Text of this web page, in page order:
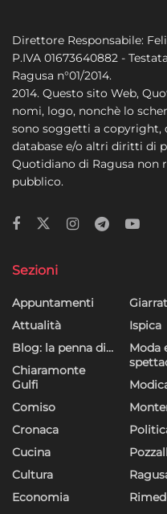
Direttore Responsabile:
P.IVA 01673640882 -
Ragusa n°01/2014.
2014. Questo sito Web,
nomi, logo, nonchè lo
sono soggetti a
database e/o altri diritti di
Quotidiano di Ragusa non
pubblico.
Sezioni
Appuntamenti
Attualità
Blog: la penna di…
Chiaramonte
Gulfi
Comiso
Cronaca
Cucina
Cultura
Economia
Ispica
Moda